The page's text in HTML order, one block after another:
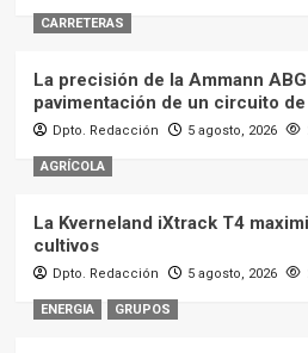
CARRETERAS
La precisión de la Ammann
pavimentación de un circuito
Dpto. Redacción 5 agosto, 2026
AGRÍCOLA
La Kverneland iXtrack T4
cultivos
Dpto. Redacción 5 agosto, 2026
ENERGIA GRUPOS